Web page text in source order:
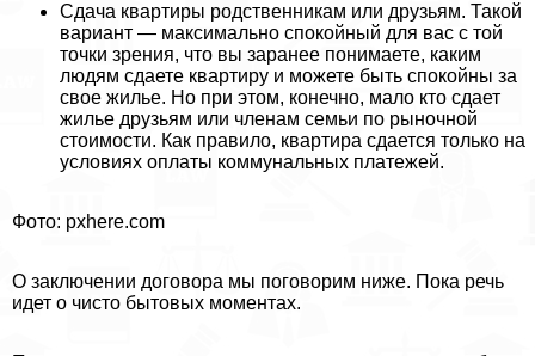
Сдача квартиры родственникам или друзьям. Такой
вариант — максимально спокойный для вас с той
точки зрения, что вы заранее понимаете, каким
людям сдаете квартиру и можете быть спокойны за
свое жилье. Но при этом, конечно, мало кто сдает
жилье друзьям или члeнам семьи по рыночной
стоимости. Как правило, квартира сдается только на
условиях оплаты коммунальных платежей.
Фото: pxhere.com
О заключении договора мы поговорим ниже. Пока речь
идет о чисто бытовых моментах.